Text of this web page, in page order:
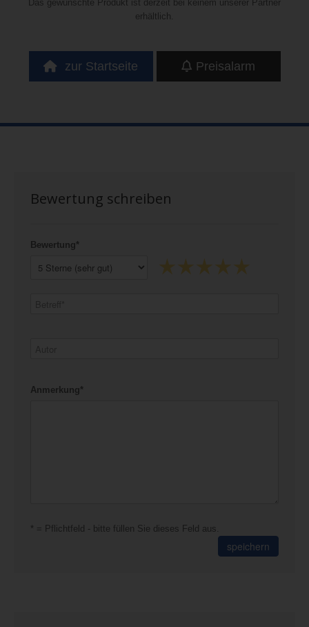
Das gewünschte Produkt ist derzeit bei keinem unserer Partner
erhältlich.
zur Startseite Preisalarm
Bewertung schreiben
Bewertung*
Anmerkung*
* = Pflichtfeld - bitte füllen Sie dieses Feld aus.
speichern